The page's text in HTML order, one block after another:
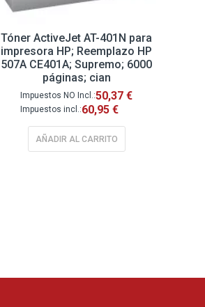
Tóner ActiveJet AT-401N para
impresora HP; Reemplazo HP
507A CE401A; Supremo; 6000
páginas; cian
60,95 €
50,37 €
AÑADIR AL CARRITO